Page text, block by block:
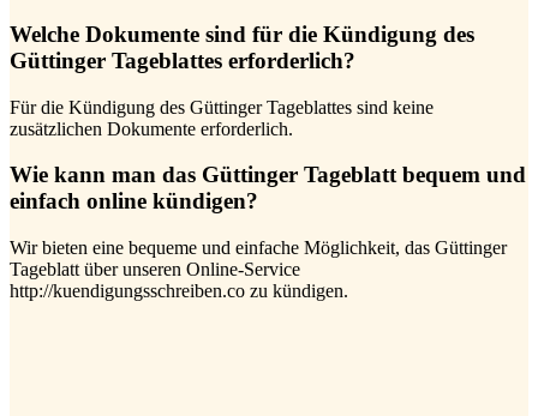
Welche Dokumente sind für die Kündigung des
Güttinger Tageblattes erforderlich?
Für die Kündigung des Güttinger Tageblattes sind keine
zusätzlichen Dokumente erforderlich.
Wie kann man das Güttinger Tageblatt bequem und
einfach online kündigen?
Wir bieten eine bequeme und einfache Möglichkeit, das Güttinger
Tageblatt über unseren Online-Service
http://kuendigungsschreiben.co zu kündigen.